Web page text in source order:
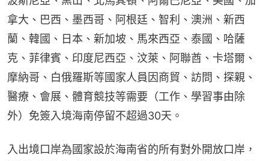
拿大、巴西、墨西哥、阿根廷、智利、澳洲、新西
蘭、韓國、日本、新加坡、馬來西亞、泰國、哈薩
克、菲律賓、印度尼西亞、汶萊、阿聯酋、卡塔爾、
摩納哥、白俄羅斯等國家人員因商貿、訪問、探親、
醫療、會展、體育競技等需要（工作、學習事由除
外）免簽入境海南停留不超過30天。
入出境口岸為國家設於海南省的所有對外開放口岸，